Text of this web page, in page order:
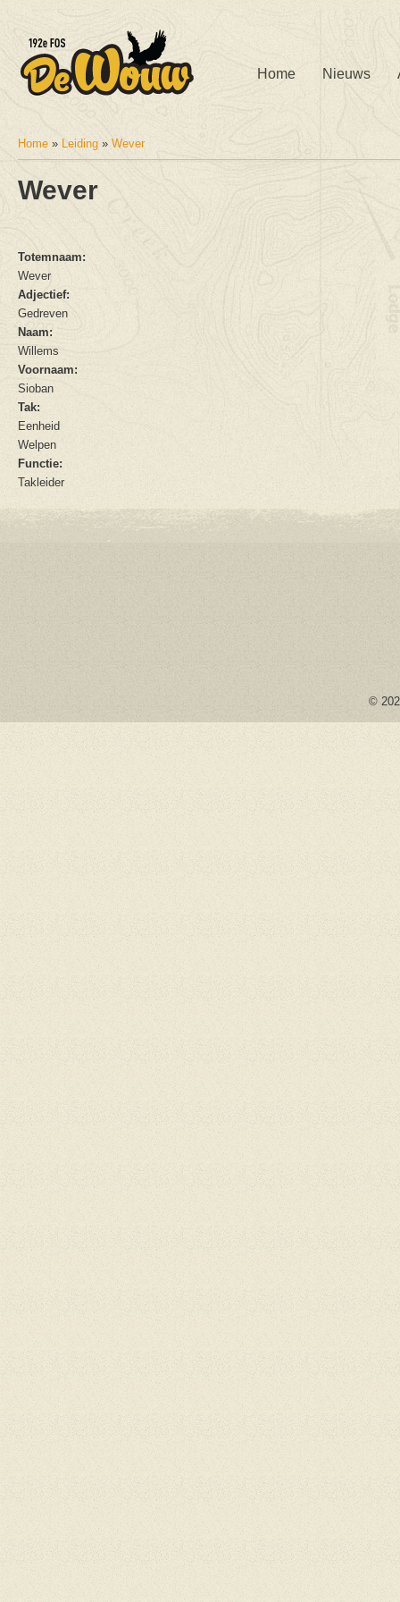
Home Nieuws
U bent hier
Home » Leiding » Wever
Wever
Totemnaam:
Wever
Adjectief:
Gedreven
Naam:
Willems
Voornaam:
Sioban
Tak:
Eenheid
Welpen
Functie:
Takleider
©